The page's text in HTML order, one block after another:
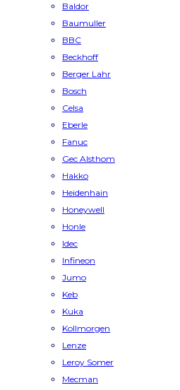
Baldor
Baumuller
BBC
Beckhoff
Berger Lahr
Bosch
Celsa
Eberle
Fanuc
Gec Alsthom
Hakko
Heidenhain
Honeywell
Honle
Idec
Infineon
Jumo
Keb
Kuka
Kollmorgen
Lenze
Leroy Somer
Mecman